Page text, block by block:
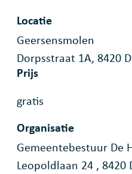
Locatie
Geersensmolen
Dorpsstraat 1A, 8420
Prijs
gratis
Organisatie
Gemeentebestuur De
Leopoldlaan 24 , 8420